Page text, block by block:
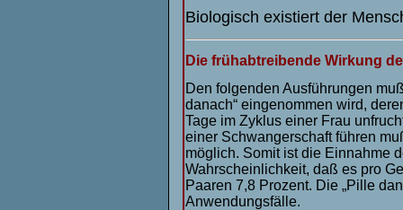
Biologisch existiert der
Die frühabtreibende Wirkung
Den folgenden Ausführungen
danach“ eingenommen wird,
Tage im Zyklus einer Frau
einer Schwangerschaft führen
möglich. Somit ist die Einnahme
Wahrscheinlichkeit, daß es pro
Paaren 7,8 Prozent. Die „Pille
Anwendungsfälle.